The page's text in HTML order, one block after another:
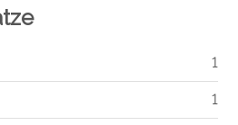
1
1